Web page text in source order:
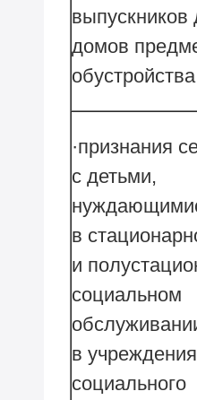
выпускников
домов
·признания
с детьми,
в
и
социальном
в
социального